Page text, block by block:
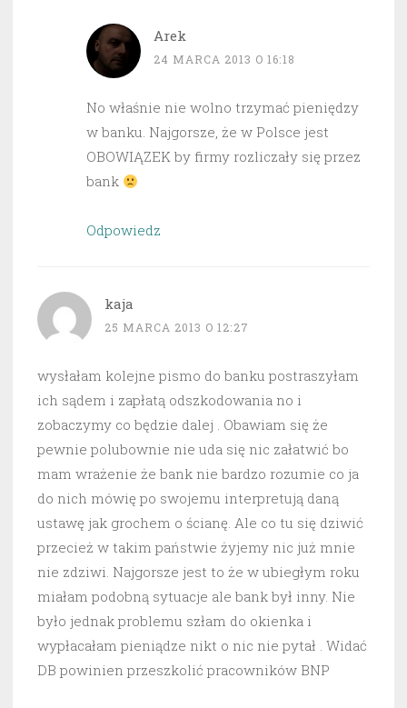
Arek
24 MARCA 2013 O 16:18
No właśnie nie wolno trzymać pieniędzy
w banku. Najgorsze, że w Polsce jest
OBOWIĄZEK by firmy rozliczały się przez
bank
Odpowiedz
kaja
25 MARCA 2013 O 12:27
wysłałam kolejne pismo do banku postraszyłam
ich sądem i zapłatą odszkodowania no i
zobaczymy co będzie dalej . Obawiam się że
pewnie polubownie nie uda się nic załatwić bo
mam wrażenie że bank nie bardzo rozumie co ja
do nich mówię po swojemu interpretują daną
ustawę jak grochem o ścianę. Ale co tu się dziwić
przecież w takim państwie żyjemy nic już mnie
nie zdziwi. Najgorsze jest to że w ubiegłym roku
miałam podobną sytuacje ale bank był inny. Nie
było jednak problemu szłam do okienka i
wypłacałam pieniądze nikt o nic nie pytał . Widać
DB powinien przeszkolić pracowników BNP